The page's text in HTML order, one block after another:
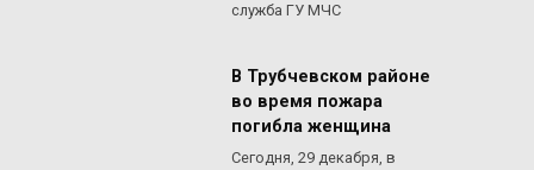
служба ГУ МЧС
В Трубчевском районе
во время пожара
погибла женщина
Сегодня, 29 декабря, в